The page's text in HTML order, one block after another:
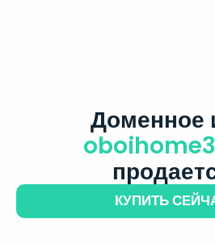
Доменное
КУПИТЬ